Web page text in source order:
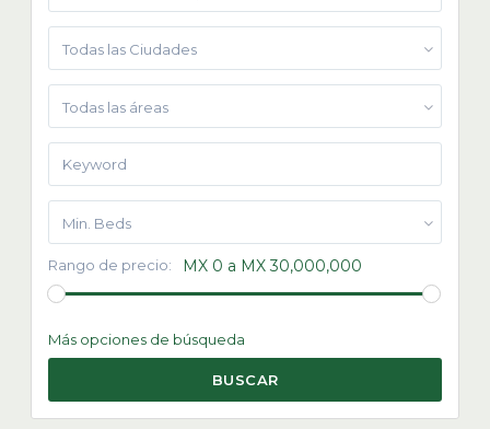
Todas las Ciudades
Todas las áreas
Min. Beds
Rango de precio: MX 0 a MX 30,000,000
Más opciones de búsqueda
BUSCAR